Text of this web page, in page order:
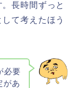
長時間ずっと
て考えたほう
必要
があ